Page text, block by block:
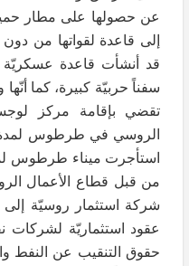
عن حصولها على مطار
إلى قاعدة لقواتها من
قد أنشأت قاعدة
سفناً حربيّة كبيرة، كما
تقضي بإقامة مركز
شركة استثمار روسيّة
عقود استثماريّة لشركات
حقوق التنقيب عن النفط